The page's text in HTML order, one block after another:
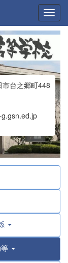
台之郷町448